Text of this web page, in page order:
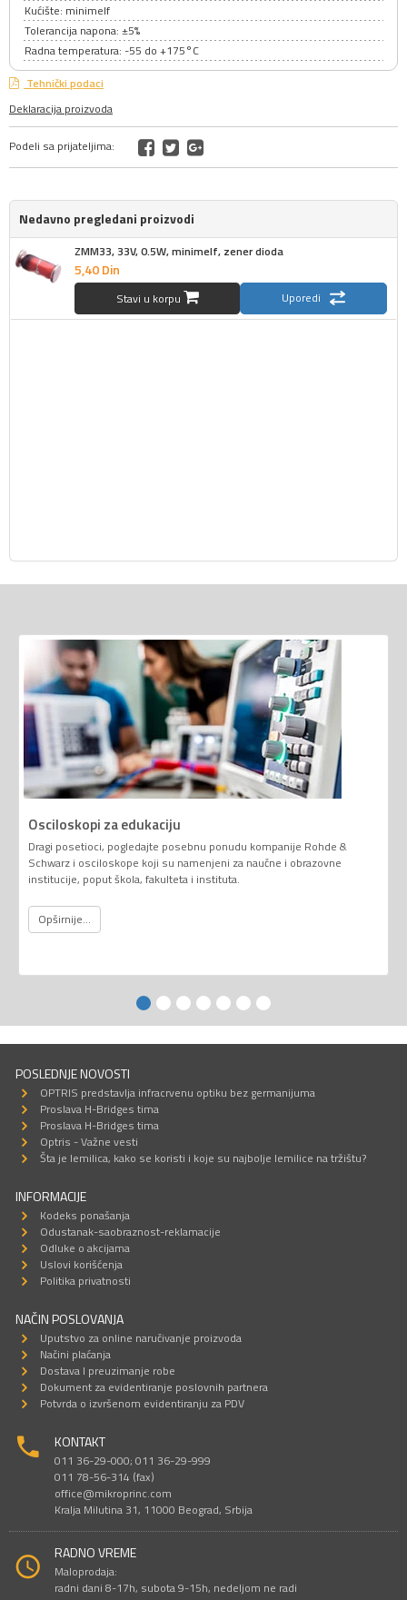
Kućište: minimelf
Tolerancija napona: ±5%
Radna temperatura: -55 do +175°C
Tehnički podaci
Deklaracija proizvoda
Podeli sa prijateljima:
Nedavno pregledani proizvodi
ZMM33, 33V, 0.5W, minimelf, zener dioda
5,40Din
Stavi u korpu Uporedi
Osciloskopi za edukaciju
Dragi posetioci, pogledajte posebnu ponudu kompanije Rohde &
Schwarz i osciloskope koji su namenjeni za naučne i obrazovne
institucije, poput škola, fakulteta i instituta.
Opširnije...
POSLEDNJE NOVOSTI
OPTRIS predstavlja infracrvenu optiku bez germanijuma
Proslava H-Bridges tima
Proslava H-Bridges tima
Optris - Važne vesti
Šta je lemilica, kako se koristi i koje su najbolje lemilice na tržištu?
INFORMACIJE
Kodeks ponašanja
Odustanak-saobraznost-reklamacije
Odluke o akcijama
Uslovi korišćenja
Politika privatnosti
NAČIN POSLOVANJA
Uputstvo za online naručivanje proizvoda
Načini plaćanja
Dostava I preuzimanje robe
Dokument za evidentiranje poslovnih partnera
Potvrda o izvršenom evidentiranju za PDV
KONTAKT
011 36-29-000; 011 36-29-999
011 78-56-314 (fax)
office@mikroprinc.com
Kralja Milutina 31, 11000 Beograd, Srbija
RADNO VREME
Maloprodaja:
radni dani 8-17h, subota 9-15h, nedeljom ne radi